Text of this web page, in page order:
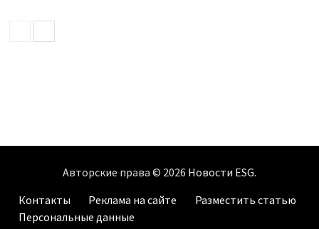
Авторские права © 2026 Новости ESG.
Контакты
Реклама на сайте
Разместить статью
Персональные данные